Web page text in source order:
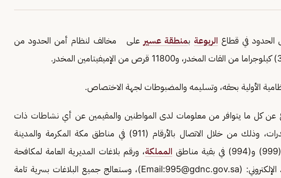
الحدود في قطاع الربوعة بمنطقة عسير على مخالف لنظام أمن الحدود من
الأولية بحقه، وتسليمه والمضبوطات لجهة الاختصاص.
عن كل ما يتوافر من معلومات لدى المواطنين والمقيمين عن أي نشاطات ذات
صلة بتهريب أو ترويج المخدرات، وذلك من خلال الاتصال بالأرقام (911) في مناطق مكة المكرمة والمدينة
مناطق المملكة، ورقم بلاغات المديرية العامة لمكافحة
995@gdnc.gov.sa
)، وستعالج جميع البلاغات بسرية تامة